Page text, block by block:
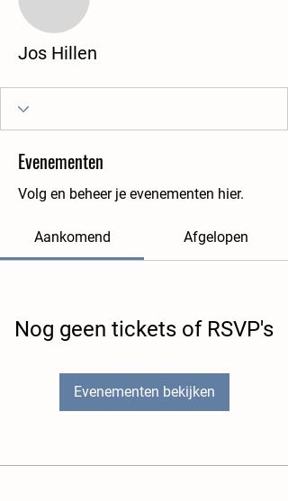
Jos Hillen
Evenementen
Volg en beheer je evenementen hier.
Aankomend Afgelopen
Nog geen tickets of RSVP's
Evenementen bekijken